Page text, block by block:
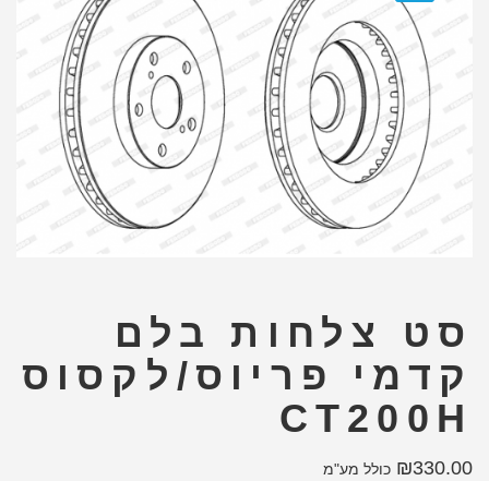
🔍
סט צלחות בלם
קדמי פריוס/לקסוס
CT200H
₪330.00 כולל מע"מ